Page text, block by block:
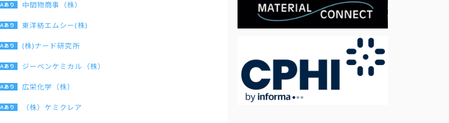
中間物商事（株）
東洋紡エムシー(株)
(株)ナード研究所
ジーベンケミカル（株）
広栄化学（株）
（株）ケミクレア